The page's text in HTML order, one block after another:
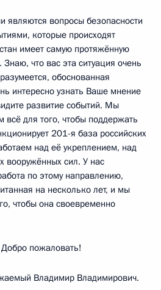
вопросы безопасности
которые происходят
имеет самую протяжённую
что вас эта ситуация очень
обоснованная
интересно узнать Ваше мнение
развитие событий. Мы
всё для того, чтобы поддержать
201-я база российских
над её укреплением, над
вооружённых сил. У нас
по этому направлению,
на несколько лет, и мы
чтобы она своевременно
пожаловать!
Владимир Владимирович.